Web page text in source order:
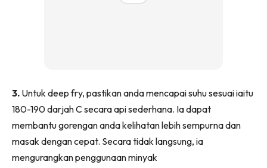
Buat Sendiri
Ilham Impiana
Ilham Impiana 360
Ilham Impiana Inspirasi Selebriti
Impiana TV
3. Untuk deep fry, pastikan anda mencapai suhu sesuai iaitu
180-190 darjah C secara api sederhana. Ia dapat
membantu gorengan anda kelihatan lebih sempurna dan
masak dengan cepat. Secara tidak langsung, ia
mengurangkan penggunaan minyak